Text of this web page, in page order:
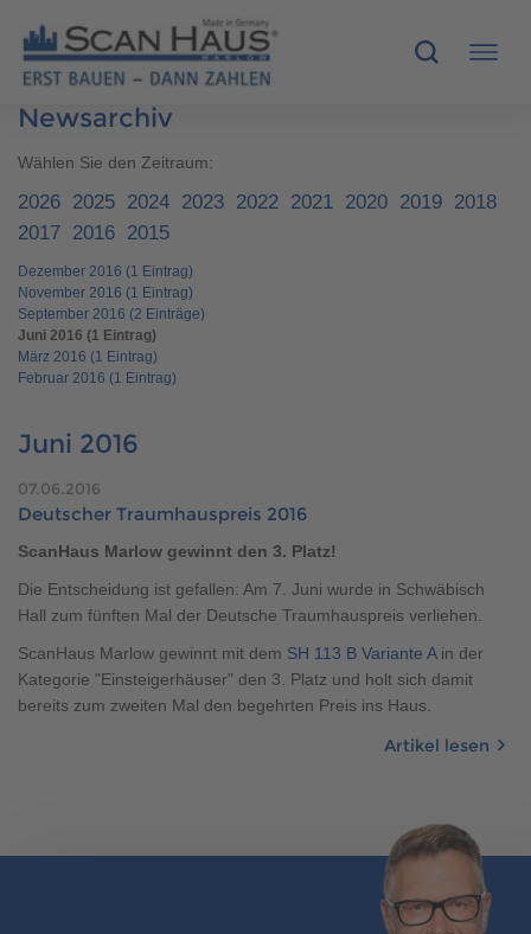
HÄUSER
MUSTERHÄUSER
SCANHAUS-VORTEILE
RUND UMS BAUEN
KONTAKT
Brauchen Sie Hilfe?
038221 4000
MUSTERHAUS FINDEN
Newsarchiv
Wählen Sie den Zeitraum:
2026 2025 2024 2023 2022 2021 2020 2019 2018
2017 2016 2015
Dezember 2016 (1 Eintrag)
November 2016 (1 Eintrag)
September 2016 (2 Einträge)
Juni 2016 (1 Eintrag)
März 2016 (1 Eintrag)
Februar 2016 (1 Eintrag)
Juni 2016
07.06.2016
Deutscher Traumhauspreis 2016
ScanHaus Marlow gewinnt den 3. Platz!
Die Entscheidung ist gefallen: Am 7. Juni wurde in Schwäbisch
Hall zum fünften Mal der Deutsche Traumhauspreis verliehen.
ScanHaus Marlow gewinnt mit dem SH 113 B Variante Ain der
Kategorie "Einsteigerhäuser" den 3. Platz und holt sich damit
bereits zum zweiten Mal den begehrten Preis ins Haus.
Artikel lesen